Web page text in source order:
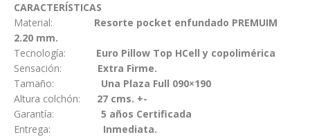
CARACTERÍSTICAS
Material: Resorte pocket enfundado PREMUIM
2.20 mm.
Tecnología:
Euro Pillow Top HCell y copolimérica
Sensación:
Extra Firme.
Tamaño: Una Plaza Full 090×190
Altura colchón: 27 cms. +-
Garantía: 5 años Certificada
Entrega: Inmediata.